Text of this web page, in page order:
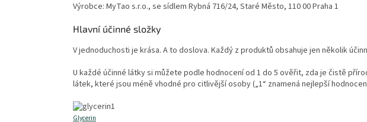
Výrobce: MyTao s.r.o., se sídlem Rybná 716/24, Staré Město, 110 00 Praha 1
Hlavní účinné složky
V jednoduchosti je krása. A to doslova. Každý z produktů obsahuje jen několik
U každé účinné látky si můžete podle hodnocení od 1 do 5 ověřit, zda je čistě
látek, které jsou méně vhodné pro citlivější osoby („1“ znamená nejlepší
1
Glycerin